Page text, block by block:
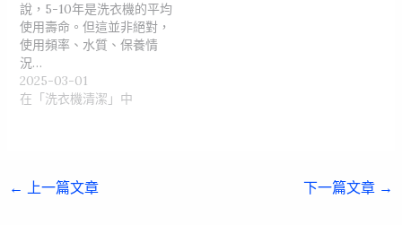
說，5-10年是洗衣機的平均
使用壽命。但這並非絕對，
使用頻率、水質、保養情
況…
2025-03-01
在「洗衣機清潔」中
← 上一篇文章 下一篇文章 →